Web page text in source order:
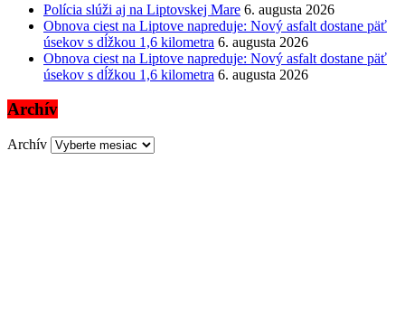
Polícia slúži aj na Liptovskej Mare 6. augusta 2026
Obnova ciest na Liptove napreduje: Nový asfalt dostane päť
úsekov s dĺžkou 1,6 kilometra 6. augusta 2026
Obnova ciest na Liptove napreduje: Nový asfalt dostane päť
úsekov s dĺžkou 1,6 kilometra 6. augusta 2026
Archív
Archív